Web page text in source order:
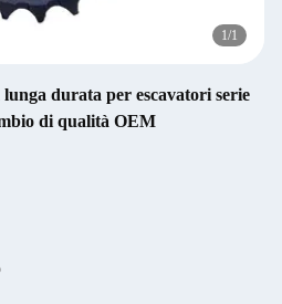
1/1
durata per escavatori serie
di qualità OEM